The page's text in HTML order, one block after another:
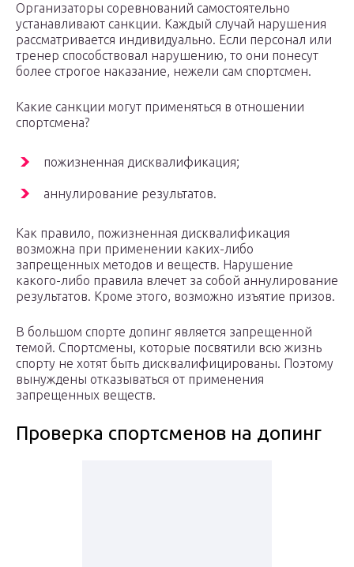
Организаторы соревнований самостоятельно
устанавливают санкции. Каждый случай нарушения
рассматривается индивидуально. Если персонал или
тренер способствовал нарушению, то они понесут
более строгое наказание, нежели сам спортсмен.
Какие санкции могут применяться в отношении
спортсмена?
пожизненная дисквалификация;
аннулирование результатов.
Как правило, пожизненная дисквалификация
возможна при применении каких-либо
запрещенных методов и веществ. Нарушение
какого-либо правила влечет за собой аннулирование
результатов. Кроме этого, возможно изъятие призов.
В большом спорте допинг является запрещенной
темой. Спортсмены, которые посвятили всю жизнь
спорту не хотят быть дисквалифицированы. Поэтому
вынуждены отказываться от применения
запрещенных веществ.
Проверка спортсменов на допинг